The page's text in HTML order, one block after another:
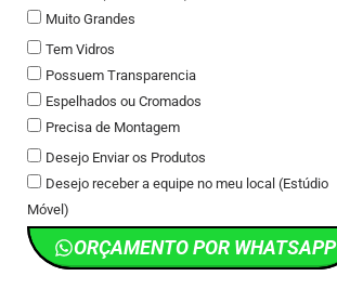
Muito Grandes
Tem Vidros
Possuem Transparencia
Espelhados ou Cromados
Precisa de Montagem
Desejo Enviar os Produtos
Desejo receber a equipe no meu local (Estúdio
Móvel)
ORÇAMENTO POR WHATSAPP